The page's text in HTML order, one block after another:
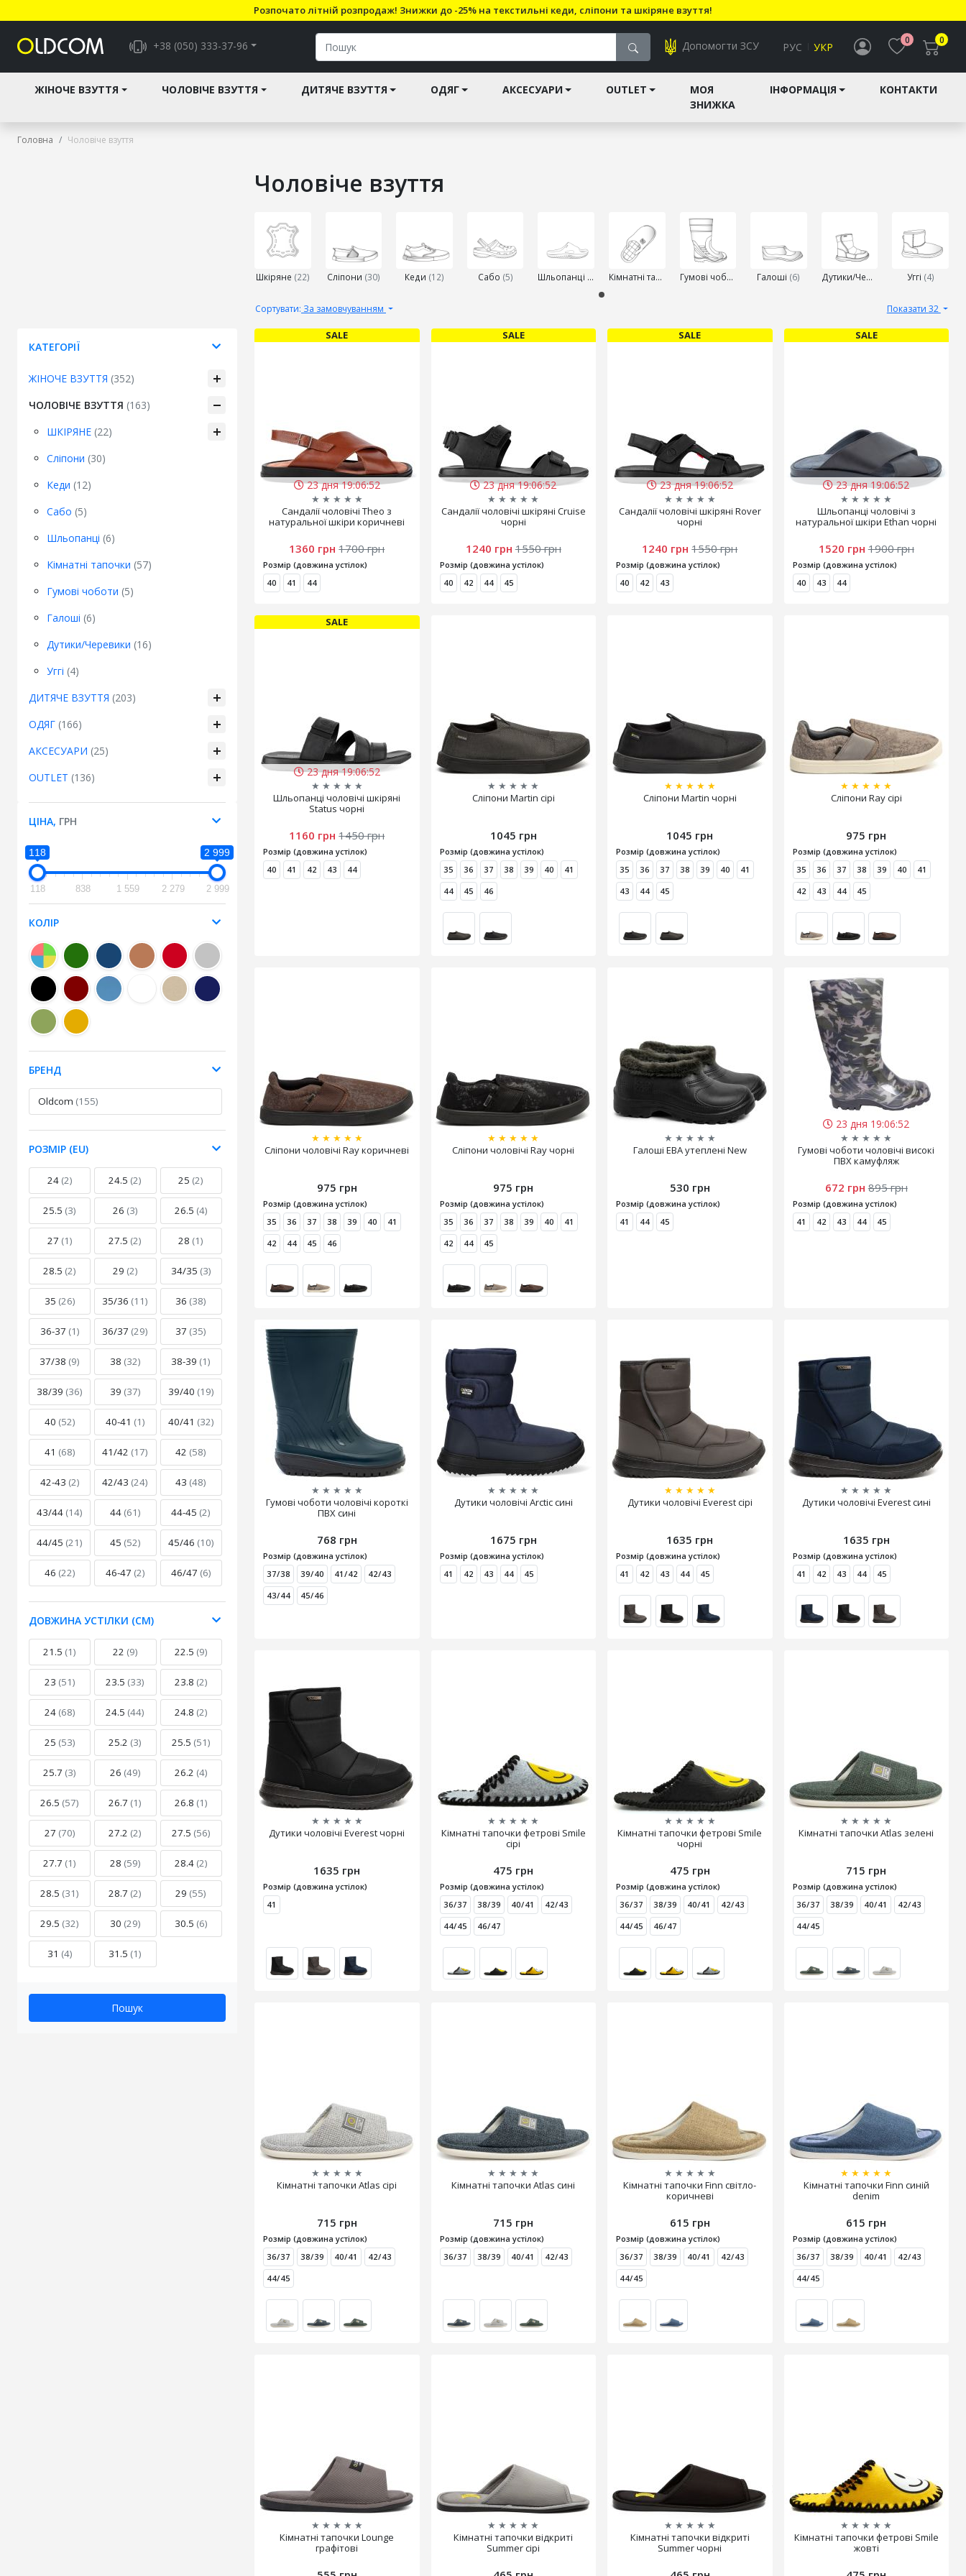
Розпочато літній розпродаж! Знижки до -25% на текстильні кеди, сліпони та шкіряне взуття!
+38 (050) 333-37-96 Допомогти ЗСУ РУС УКР
0 0
ЖІНОЧЕ ВЗУТТЯ ЧОЛОВІЧЕ ВЗУТТЯ ДИТЯЧЕ ВЗУТТЯ ОДЯГ АКСЕСУАРИ OUTLET
МОЯ
ЗНИЖКА
ІНФОРМАЦІЯ КОНТАКТИ
Головна Чоловіче взуття
Чоловіче взуття
підкатегорію
Шкіряне (22) Сліпони (30) Кеди (12) Сабо (5) Шльопанці
(6) Кімнатні тапочки (57) Гумові чоботи Галоші (6) Дутики/Черевики (16)
Уггі (4)
Сортувати: За замовчуванням Показати 32
КАТЕГОРІЇ
ЖІНОЧЕ ВЗУТТЯ (352)
ЧОЛОВІЧЕ ВЗУТТЯ (163)
ШКІРЯНЕ (22)
Сліпони (30)
Кеди (12)
Сабо (5)
Шльопанці (6)
Кімнатні тапочки (57)
Гумові чоботи (5)
Галоші (6)
Дутики/Черевики (16)
Уггі (4)
ДИТЯЧЕ ВЗУТТЯ (203)
ОДЯГ (166)
АКСЕСУАРИ (25)
OUTLET (136)
ЦІНА, ГРН
118 2 999
118 838 1 559 2 279 2 999
КОЛІР
БРЕНД
Oldcom (155)
РОЗМІР (EU)
24 (2) 24.5 (2) 25 (2)
25.5 (3) 26 (3) 26.5 (4)
27 (1) 27.5 (2) 28 (1)
28.5 (2) 29 (2) 34/35 (3)
35 (26) 35/36 (11) 36 (38)
36-37 (1) 36/37 (29) 37 (35)
37/38 (9) 38 (32) 38-39 (1)
38/39 (36) 39 (37) 39/40 (19)
40 (52) 40-41 (1) 40/41 (32)
41 (68) 41/42 (17) 42 (58)
42-43 (2) 42/43 (24) 43 (48)
43/44 (14) 44 (61) 44-45 (2)
44/45 (21) 45 (52) 45/46 (10)
46 (22) 46-47 (2) 46/47 (6)
ДОВЖИНА УСТІЛКИ (СМ)
21.5 (1) 22 (9) 22.5 (9)
23 (51) 23.5 (33) 23.8 (2)
24 (68) 24.5 (44) 24.8 (2)
25 (53) 25.2 (3) 25.5 (51)
25.7 (3) 26 (49) 26.2 (4)
26.5 (57) 26.7 (1) 26.8 (1)
27 (70) 27.2 (2) 27.5 (56)
27.7 (1) 28 (59) 28.4 (2)
28.5 (31) 28.7 (2) 29 (55)
29.5 (32) 30 (29) 30.5 (6)
31 (4) 31.5 (1)
Пошук
23 дня 19:06:51
SALE
★ ★ ★ ★ ★
Сандалії чоловічі Theo з
натуральної шкіри коричневі
1360 грн 1700 грн
Розмір (довжина устілок)
40
41 44
23 дня 19:06:51
SALE
★ ★ ★ ★ ★
Сандалії чоловічі шкіряні Cruise
чорні
1240 грн 1550 грн
Розмір (довжина устілок)
40
42 44 45
23 дня 19:06:51
SALE
★ ★ ★ ★ ★
Сандалії чоловічі шкіряні Rover
чорні
1240 грн 1550 грн
Розмір (довжина устілок)
40
42 43
23 дня 19:06:51
SALE
★ ★ ★ ★ ★
Шльопанці чоловічі з
натуральної шкіри Ethan чорні
1520 грн 1900 грн
Розмір (довжина устілок)
40
43 44
23 дня 19:06:51
SALE
★ ★ ★ ★ ★
Шльопанці чоловічі шкіряні
Status чорні
1160 грн 1450 грн
Розмір (довжина устілок)
40
41 42 43 44
★ ★ ★ ★ ★
Сліпони Martin сірі
1045 грн
Розмір (довжина устілок)
35
36 37 38 39 40
41
44
45 46
★ ★ ★ ★ ★
Сліпони Martin чорні
1045 грн
Розмір (довжина устілок)
35
36 37 38 39 40
41
43
44 45
★ ★ ★ ★ ★
Сліпони Ray сірі
975 грн
Розмір (довжина устілок)
35
36 37 38 39 40
41
42
43 44 45
★ ★ ★ ★ ★
Сліпони чоловічі Ray коричневі
975 грн
Розмір (довжина устілок)
35
36 37 38 39 40
41
42
44 45 46
★ ★ ★ ★ ★
Сліпони чоловічі Ray чорні
975 грн
Розмір (довжина устілок)
35
36 37 38 39 40
41
42
44 45
★ ★ ★ ★ ★
Галоші ЕВА утеплені New
530 грн
Розмір (довжина устілок)
41
44 45
23 дня 19:06:51
★ ★ ★ ★ ★
Гумові чоботи чоловічі високі
ПВХ камуфляж
672 грн 895 грн
Розмір (довжина устілок)
41
42 43 44 45
★ ★ ★ ★ ★
Гумові чоботи чоловічі короткі
ПВХ сині
768 грн
Розмір (довжина устілок)
37/38
39/40 41/42
42/43
43/44
45/46
★ ★ ★ ★ ★
Дутики чоловічі Arctic сині
1675 грн
Розмір (довжина устілок)
41
42 43 44 45
★ ★ ★ ★ ★
Дутики чоловічі Everest сірі
1635 грн
Розмір (довжина устілок)
41
42 43 44 45
★ ★ ★ ★ ★
Дутики чоловічі Everest сині
1635 грн
Розмір (довжина устілок)
41
42 43 44 45
★ ★ ★ ★ ★
Дутики чоловічі Everest чорні
1635 грн
Розмір (довжина устілок)
41
★ ★ ★ ★ ★
Кімнатні тапочки фетрові Smile
сірі
475 грн
Розмір (довжина устілок)
36/37
38/39 40/41
42/43
44/45
46/47
★ ★ ★ ★ ★
Кімнатні тапочки фетрові Smile
чорні
475 грн
Розмір (довжина устілок)
36/37
38/39 40/41
42/43
44/45
46/47
★ ★ ★ ★ ★
Кімнатні тапочки Atlas зелені
715 грн
Розмір (довжина устілок)
36/37
38/39 40/41
42/43
44/45
★ ★ ★ ★ ★
Кімнатні тапочки Atlas сірі
715 грн
Розмір (довжина устілок)
36/37
38/39 40/41
42/43
44/45
★ ★ ★ ★ ★
Кімнатні тапочки Atlas сині
715 грн
Розмір (довжина устілок)
36/37
38/39 40/41 42/43
★ ★ ★ ★ ★
Кімнатні тапочки Finn світло-
коричневі
615 грн
Розмір (довжина устілок)
36/37
38/39 40/41
42/43
44/45
★ ★ ★ ★ ★
Кімнатні тапочки Finn синій
denim
615 грн
Розмір (довжина устілок)
36/37
38/39 40/41
42/43
44/45
★ ★ ★ ★ ★
Кімнатні тапочки Lounge
графітові
★ ★ ★ ★ ★
Кімнатні тапочки відкриті
Summer сірі
★ ★ ★ ★ ★
Кімнатні тапочки відкриті
Summer чорні
★ ★ ★ ★ ★
Кімнатні тапочки фетрові Smile
жовті